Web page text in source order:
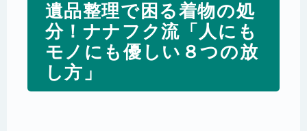
遺品整理で困る着物の処
分！ナナフク流「人にも
モノにも優しい８つの放
し方」